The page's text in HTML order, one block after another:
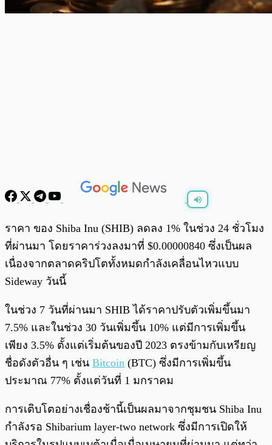
0:00
ราคา ของ Shiba Inu (SHIB) ลดลง 1% ในช่วง 24 ชั่วโมง
ที่ผ่านมา โดยราคาร่วงลงมาที่ $0.00000840 ซึ่งเป็นผล
เนื่องจากตลาดคริปโตทั้งหมดกำลังเคลื่อนไหวแบบ
Sideway วันนี้
ในช่วง 7 วันที่ผ่านมา SHIB ได้ราคาปรับตัวเพิ่มขึ้นมา
7.5% และในช่วง 30 วันเพิ่มขึ้น 10% แต่มีการเพิ่มขึ้น
เพียง 3.5% ตั้งแต่เริ่มต้นของปี 2023 ตรงข้ามกับเหรียญ
ชื่อดังตัวอื่น ๆ เช่น Bitcoin (BTC) ซึ่งมีการเพิ่มขึ้น
ประมาณ 77% ตั้งแต่วันที่ 1 มกราคม
การเติบโตอย่างเชื่องช้านี้เป็นผลมาจากชุมชน Shiba Inu
กำลังรอ Shibarium layer-two network ซึ่งมีการเปิดให้